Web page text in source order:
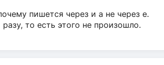
пишется через и а не через е.
то есть этого не произошло.